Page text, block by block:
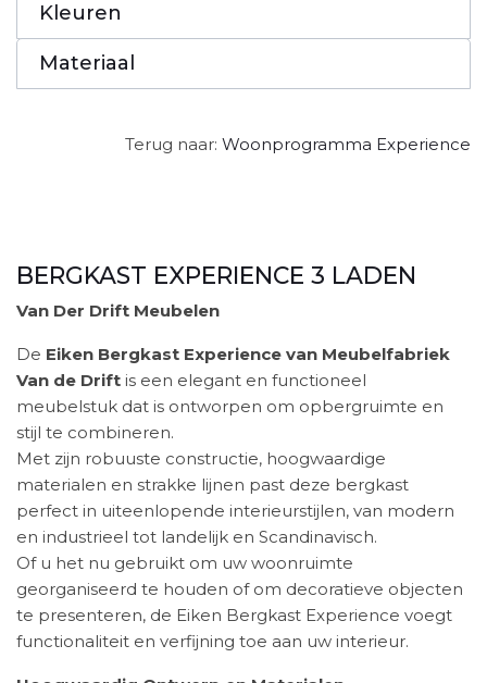
Kleuren
Materiaal
Terug naar: Woonprogramma Experience
BERGKAST EXPERIENCE 3 LADEN
Van Der Drift Meubelen
De Eiken Bergkast Experience van Meubelfabriek
Van de Drift is een elegant en functioneel
meubelstuk dat is ontworpen om opbergruimte en
stijl te combineren.
Met zijn robuuste constructie, hoogwaardige
materialen en strakke lijnen past deze bergkast
perfect in uiteenlopende interieurstijlen, van modern
en industrieel tot landelijk en Scandinavisch.
Of u het nu gebruikt om uw woonruimte
georganiseerd te houden of om decoratieve objecten
te presenteren, de Eiken Bergkast Experience voegt
functionaliteit en verfijning toe aan uw interieur.